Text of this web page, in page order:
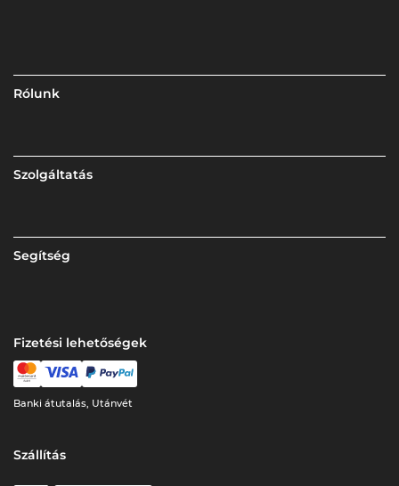
Rólunk
Szolgáltatás
Segítség
Fizetési lehetőségek
Banki átutalás, Utánvét
Szállítás